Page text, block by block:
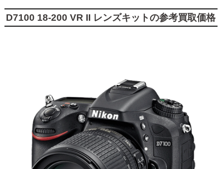
D7100 18-200 VR II レンズキットの参考買取価格